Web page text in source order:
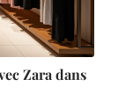
Zara dans